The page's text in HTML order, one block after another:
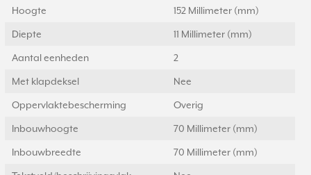
Hoogte 152 Millimeter (mm)
Diepte 11 Millimeter (mm)
Aantal eenheden 2
Met klapdeksel Nee
Oppervlaktebescherming Overig
Inbouwhoogte 70 Millimeter (mm)
Inbouwbreedte 70 Millimeter (mm)